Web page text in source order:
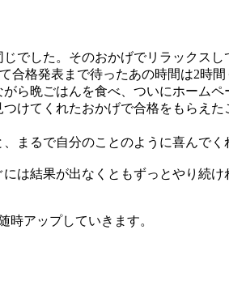
でした。そのおかげでリラックス
合格発表まで待ったあの時間は2時
ら晩ごはんを食べ、ついにホーム
けてくれたおかげで合格をもらえ
まるで自分のことのように喜んで
は結果が出なくともずっとやり続け
時アップしていきます。